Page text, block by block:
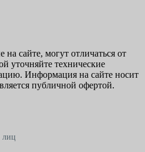
сайте, могут отличаться от
уточняйте технические
Информация на сайте носит
публичной офертой.
лиц